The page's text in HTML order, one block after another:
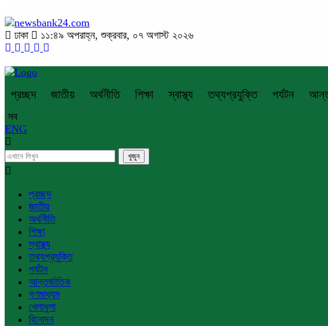
ঢাকা ১১:৪৯ অপরাহ্ন, শুক্রবার, ০৭ অগাস্ট ২০২৬
প্রচ্ছদ জাতীয় অর্থনীতি শিক্ষা স্বাস্থ্য তথ্যপ্রযুক্তি পর্যটন
সব
ENG
প্রচ্ছদ
জাতীয়
অর্থনীতি
শিক্ষা
স্বাস্থ্য
তথ্যপ্রযুক্তি
পর্যটন
আন্তর্জাতিক
গণমাধ্যম
খেলাধুলা
বিনোদন